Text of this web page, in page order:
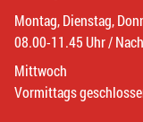
Montag, Dienstag,
08.00-11.45 Uhr /
Mittwoch
Vormittags